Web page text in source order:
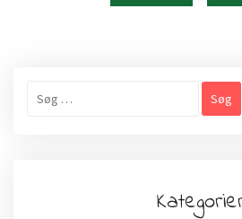
efter: